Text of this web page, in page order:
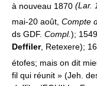
à nouveau 1870 (Lar.
mai-20 août, Compte
ds GDF. Compl.);
Deffiler, Retexere);
étofes; mais on dit
fil qui réunit » (Jeh.